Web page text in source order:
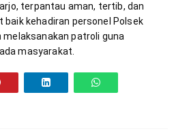
terpantau aman, tertib, dan
baik kehadiran personel Polsek
melaksanakan patroli guna
masyarakat.